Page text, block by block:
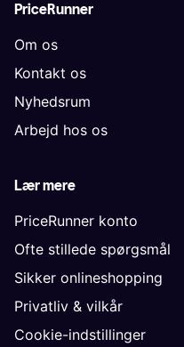
PriceRunner
Om os
Kontakt os
Nyhedsrum
Arbejd hos os
Lær mere
PriceRunner konto
Ofte stillede spørgsmål
Sikker onlineshopping
Privatliv & vilkår
Cookie-indstillinger